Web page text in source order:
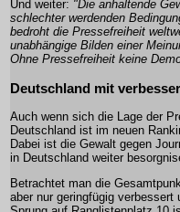
Und weiter: "Die anhaltende
schlechter werdenden
bedroht die Pressefreiheit
unabhängige Bilden einer
Ohne Pressefreiheit keine
Deutschland mit
Auch wenn sich die Lage der
Deutschland ist im neuen
Dabei ist die Gewalt gegen
in Deutschland weiter
Betrachtet man die
aber nur geringfügig